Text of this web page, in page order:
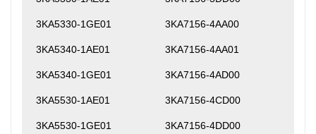
3KA5330-1GE01 3KA7156-4AA00
3KA5340-1AE01 3KA7156-4AA01
3KA5340-1GE01 3KA7156-4AD00
3KA5530-1AE01 3KA7156-4CD00
3KA5530-1GE01 3KA7156-4DD00